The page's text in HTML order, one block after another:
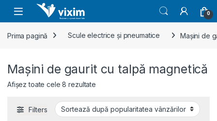
Skip to navigation
Skip to content
0
Prima pagină Scule electrice și pneumatice Mașini de
Mașini de gaurit cu talpă magnetică
Afișez toate cele 8 rezultateSortat după popularitate
Filters